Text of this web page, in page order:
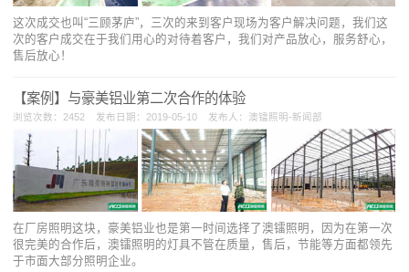
这次成交也叫“三顾茅庐”，三次的来到客户现场为客户解决问题，我们这
次的客户成交在于我们用心的对待着客户，我们对产品放心，服务舒心，
售后放心！
【案例】与豪美铝业第二次合作的体验
浏览次数：2452 发布日期：2019-05-10 发布人：澳镭照明-新闻部
在厂房照明这块，豪美铝业也是第一时间选择了澳镭照明，因为在第一次
很完美的合作后，澳镭照明的灯具不管在质量，售后，节能等方面都领先
于市面大部分照明企业。